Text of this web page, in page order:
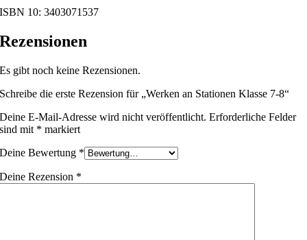
ISBN 10: 3403071537
Rezensionen
Es gibt noch keine Rezensionen.
Schreibe die erste Rezension für „Werken an Stationen Klasse 7-8“
Deine E-Mail-Adresse wird nicht veröffentlicht. Erforderliche Felder
sind mit * markiert
Deine Bewertung *
Deine Rezension *